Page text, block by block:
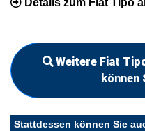
Details zum Fiat Tipo
Weitere Fiat
können
Stattdessen können Sie